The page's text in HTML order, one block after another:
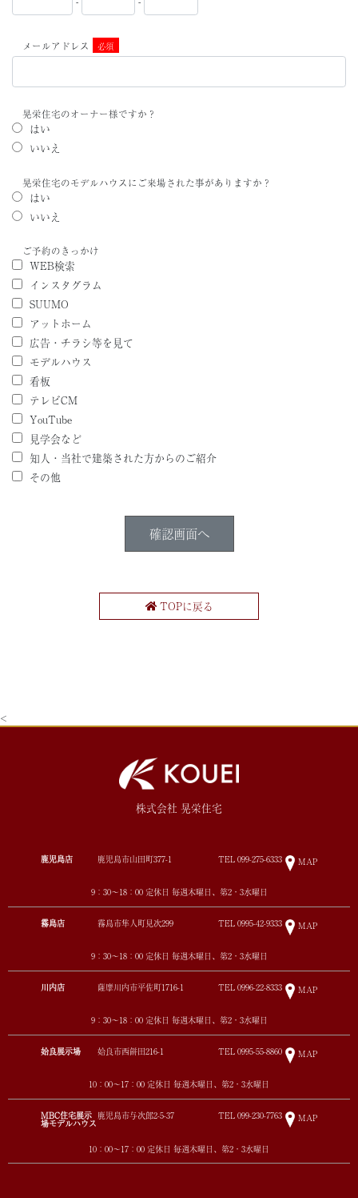
メールアドレス 必須
晃栄住宅のオーナー様ですか？
はい
いいえ
晃栄住宅のモデルハウスにご来場された事がありますか？
はい
いいえ
ご予約のきっかけ
WEB検索
インスタグラム
SUUMO
アットホーム
広告・チラシ等を見て
モデルハウス
看板
テレビCM
YouTube
見学会など
知人・当社で建築された方からのご紹介
その他
TOPに戻る
<
株式会社 晃栄住宅
鹿児島店 鹿児島市山田町377-1 TEL 099-275-6333 MAP
9：30～18：00 定休日 毎週木曜日、第2・3水曜日
霧島店 霧島市隼人町見次299 TEL 0995-42-9333 MAP
9：30～18：00 定休日 毎週木曜日、第2・3水曜日
川内店 薩摩川内市平佐町1716-1 TEL 0996-22-8333 MAP
9：30～18：00 定休日 毎週木曜日、第2・3水曜日
姶良展示場 姶良市西餅田216-1 TEL 0995-55-8860 MAP
10：00～17：00 定休日 毎週木曜日、第2・3水曜日
MBC住宅展示
場モデルハウス
鹿児島市与次郎2-5-37 TEL 099-230-7763 MAP
10：00～17：00 定休日 毎週木曜日、第2・3水曜日